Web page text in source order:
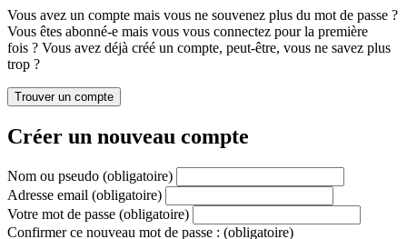
Vous avez un compte mais vous ne souvenez plus du mot de passe ?
Vous êtes abonné-e mais vous vous connectez pour la première
fois ? Vous avez déjà créé un compte, peut-être, vous ne savez plus
trop ?
Créer un nouveau compte
Nom ou pseudo (obligatoire)
Adresse email (obligatoire)
Votre mot de passe (obligatoire)
Confirmer ce nouveau mot de passe : (obligatoire)